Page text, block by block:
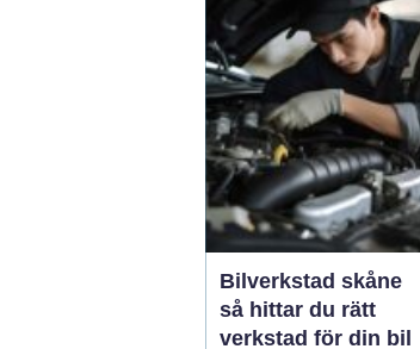
vägar och snabba
skiftningar i temperatur,
ställs bilen inför extra
hårda påfrestningar.
Därfö...
Bilverkstad skåne
så hittar du rätt
verkstad för din bil